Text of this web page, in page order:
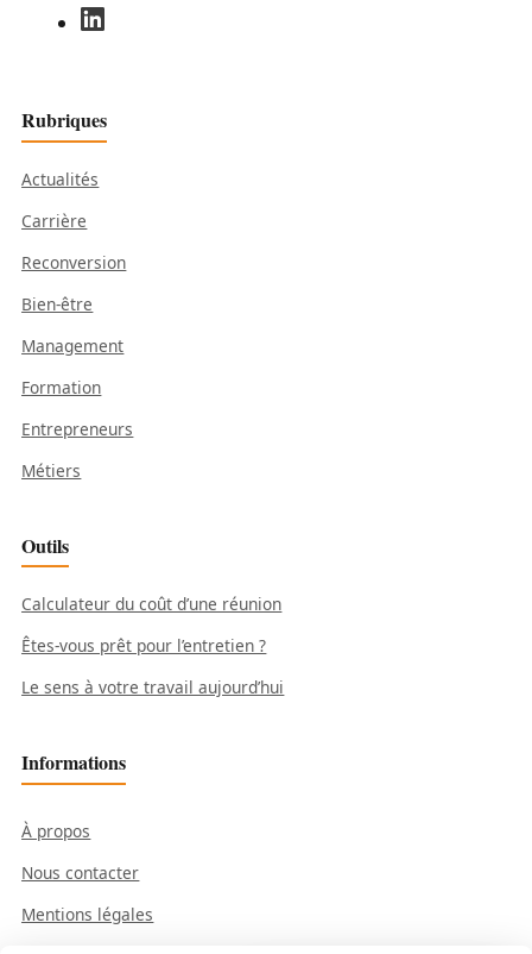
Rubriques
Actualités
Carrière
Reconversion
Bien-être
Management
Formation
Entrepreneurs
Métiers
Outils
Calculateur du coût d’une réunion
Êtes-vous prêt pour l’entretien ?
Le sens à votre travail aujourd’hui
Informations
À propos
Nous contacter
Mentions légales